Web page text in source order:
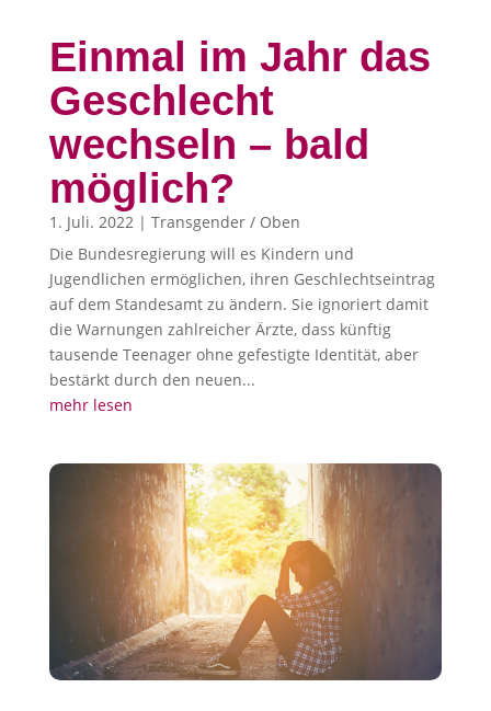
Einmal im Jahr das
Geschlecht
wechseln – bald
möglich?
1. Juli. 2022 | Transgender / Oben
Die Bundesregierung will es Kindern und
Jugendlichen ermöglichen, ihren Geschlechtseintrag
auf dem Standesamt zu ändern. Sie ignoriert damit
die Warnungen zahlreicher Ärzte, dass künftig
tausende Teenager ohne gefestigte Identität, aber
bestärkt durch den neuen...
mehr lesen